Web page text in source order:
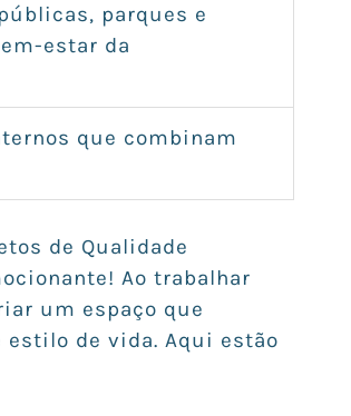
parques e
estar da
que combinam
de Qualidade
Ao trabalhar
um espaço que
estilo de vida. Aqui estão